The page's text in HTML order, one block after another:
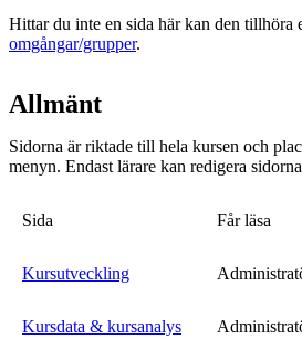
Hittar du inte en sida här kan den tillhöra
omgångar/grupper.
Allmänt
Sidorna är riktade till hela kursen och
menyn. Endast lärare kan redigera
Sida Får läsa
Kursutveckling
Kursdata & kursanalys